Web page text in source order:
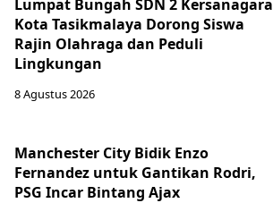
Lumpat Bungah SDN 2 Kersanagara
Kota Tasikmalaya Dorong Siswa
Rajin Olahraga dan Peduli
Lingkungan
8 Agustus 2026
Manchester City Bidik Enzo
Fernandez untuk Gantikan Rodri,
PSG Incar Bintang Ajax